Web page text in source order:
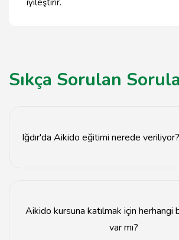
iyileştirir.
Sıkça Sorulan
Iğdır'da Aikido eğitimi nerede veriliyor?
Aikido kursuna katılmak için herhangi
var mı?